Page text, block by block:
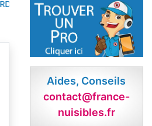
CHATELAILLON Chevanceaux Fouras
Aides, Conseils
contact@france-
nuisibles.fr